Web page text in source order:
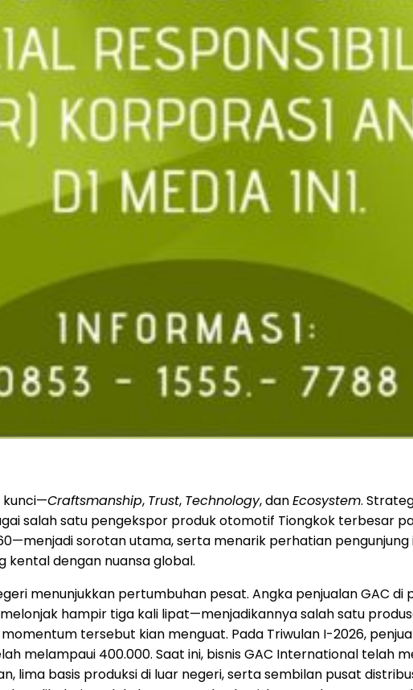
kunci—Craftsmanship, Trust, Technology, danEcosystem.
salah satu pengekspor produk otomotif Tiongkok terbesar
sorotan utama, serta menarik perhatian
dengan nuansa global.
menunjukkan pertumbuhan pesat. Angka penjualan GAC
hampir tiga kali lipat—menjadikannya salah satu
tersebut kian menguat. Pada Triwulan I-2026,
melampaui 400.000. Saat ini, bisnis GAC International telah
lima basis produksi di luar negeri, serta sembilan pusat